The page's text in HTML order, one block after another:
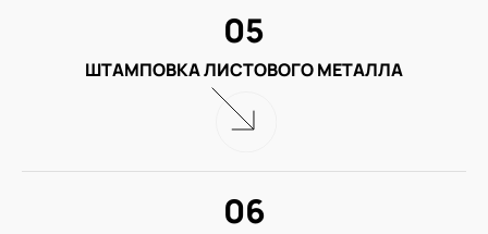
ШТАМПОВКА ЛИСТОВОГО МЕТАЛЛА
05
06